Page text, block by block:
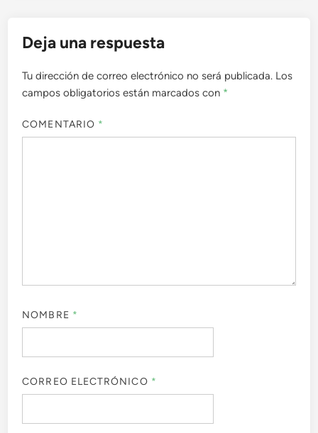
Deja una respuesta
Tu dirección de correo electrónico no será publicada. Los
campos obligatorios están marcados con *
COMENTARIO *
NOMBRE *
CORREO ELECTRÓNICO *